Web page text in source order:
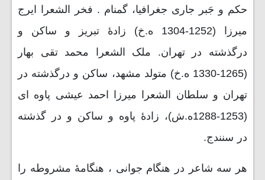
حکم و جَبر جاری جغرافیا، گمنام . فخر الشعرا ایرج
میرزا (1252-1304 ه.خ) زادۀ تبریز و ساکن و
درگذشته در تهران. ملک الشعرا محمد تقی بهار
(1265-1330 ه.خ) متولد مشهد، ساکن و درگذشته در
تهران و سلطان الشعرا میرزا احمد عیشی پاوه ای
(1253-1288ه.ش)، زادۀ پاوه و ساکن و در گذشته
در سنندج.
هر سه شاعر در هنگام جوانی ، هنگامۀ مشروطه را